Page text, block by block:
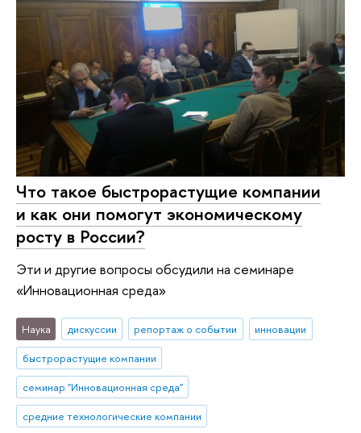
Что такое быстрорастущие компании
и как они помогут экономическому
росту в России?
Эти и другие вопросы обсудили на семинаре
«Инновационная среда»
Наука дискуссии репортаж о событии
инновации
быстрорастущие компании
семинар "Инновационная среда"
средние технологические компании